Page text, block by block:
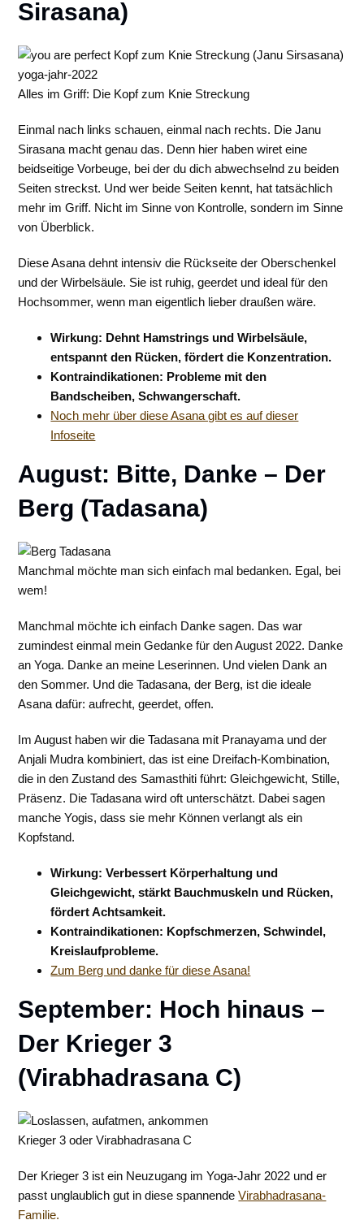
Sirasana)
Alles im Griff: Die Kopf zum Knie Streckung
Einmal nach links schauen, einmal nach rechts. Die Janu
Sirasana macht genau das. Denn hier haben wiret eine
beidseitige Vorbeuge, bei der du dich abwechselnd zu beiden
Seiten streckst. Und wer beide Seiten kennt, hat tatsächlich
mehr im Griff. Nicht im Sinne von Kontrolle, sondern im Sinne
von Überblick.
Diese Asana dehnt intensiv die Rückseite der Oberschenkel
und der Wirbelsäule. Sie ist ruhig, geerdet und ideal für den
Hochsommer, wenn man eigentlich lieber draußen wäre.
Wirkung: Dehnt Hamstrings und Wirbelsäule,
entspannt den Rücken, fördert die Konzentration.
Kontraindikationen: Probleme mit den
Bandscheiben, Schwangerschaft.
Noch mehr über diese Asana gibt es auf dieser
Infoseite
August: Bitte, Danke – Der
Berg (Tadasana)
Manchmal möchte man sich einfach mal bedanken. Egal, bei
wem!
Manchmal möchte ich einfach Danke sagen. Das war
zumindest einmal mein Gedanke für den August 2022. Danke
an Yoga. Danke an meine Leserinnen. Und vielen Dank an
den Sommer. Und die Tadasana, der Berg, ist die ideale
Asana dafür: aufrecht, geerdet, offen.
Im August haben wir die Tadasana mit Pranayama und der
Anjali Mudra kombiniert, das ist eine Dreifach-Kombination,
die in den Zustand des Samasthiti führt: Gleichgewicht, Stille,
Präsenz. Die Tadasana wird oft unterschätzt. Dabei sagen
manche Yogis, dass sie mehr Können verlangt als ein
Kopfstand.
Wirkung: Verbessert Körperhaltung und
Gleichgewicht, stärkt Bauchmuskeln und Rücken,
fördert Achtsamkeit.
Kontraindikationen: Kopfschmerzen, Schwindel,
Kreislaufprobleme.
Zum Berg und danke für diese Asana!
September: Hoch hinaus –
Der Krieger 3
(Virabhadrasana C)
Krieger 3 oder Virabhadrasana C
Der Krieger 3 ist ein Neuzugang im Yoga-Jahr 2022 und er
passt unglaublich gut in diese spannendeVirabhadrasana-
Familie.